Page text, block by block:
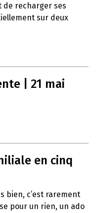
de recharger ses
sur deux
| 21 mai
en cinq
bien, c’est rarement
pour un rien, un ado